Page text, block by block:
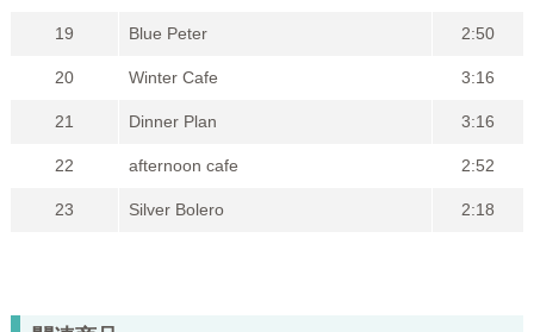
19 Blue Peter 2:50
20 Winter Cafe 3:16
21 Dinner Plan 3:16
22 afternoon cafe 2:52
23 Silver Bolero 2:18